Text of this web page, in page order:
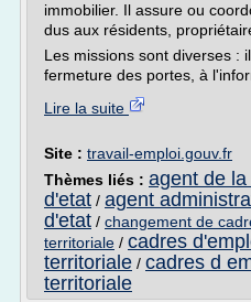
immobilier. Il assure ou
dus aux résidents,
Les missions sont diverses :
fermeture des portes, à
Lire la suite
Site : travail-emploi.gouv.fr
Thèmes liés : agent de
d'etat / agent
d'etat / changement de
territoriale / cadres
territoriale / cadres d
territoriale